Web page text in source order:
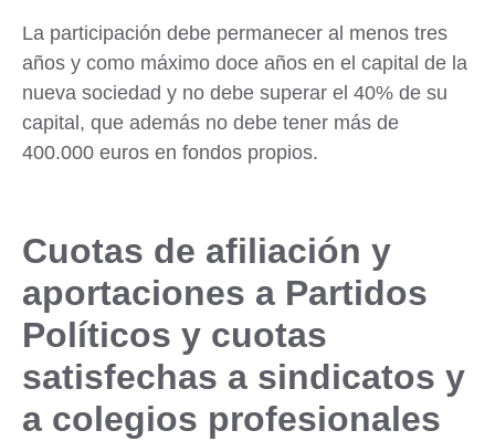
La participación debe permanecer al menos tres
años y como máximo doce años en el capital de la
nueva sociedad y no debe superar el 40% de su
capital, que además no debe tener más de
400.000 euros en fondos propios.
Cuotas de afiliación y
aportaciones a Partidos
Políticos y cuotas
satisfechas a sindicatos y
a colegios profesionales